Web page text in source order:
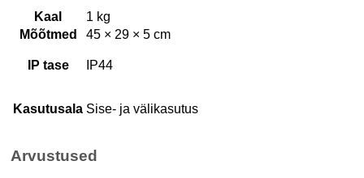
Kaal
1 kg
Mõõtmed
45 × 29 × 5 cm
IP tase IP44
Kasutusala Sise- ja välikasutus
Arvustused